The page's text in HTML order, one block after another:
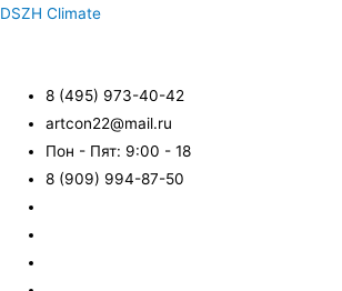
DSZH Climate
8 (495) 973-40-42
artcon22@mail.ru
Пон - Пят: 9:00 - 18
8 (909) 994-87-50